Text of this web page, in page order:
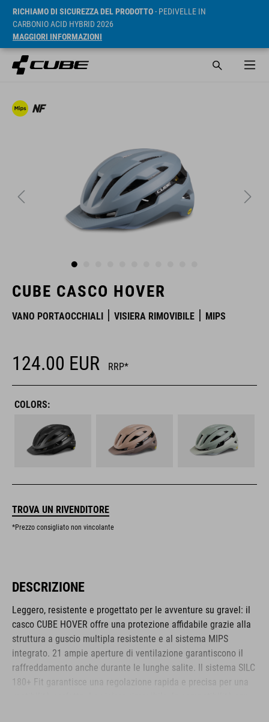
RICHIAMO DI SICUREZZA DEL PRODOTTO- PEDIVELLE IN
CARBONIO ACID HYBRID 2026
MAGGIORI INFORMAZIONI
CUBE CASCO HOVER
VANO PORTAOCCHIALI VISIERA RIMOVIBILE MIPS
124.00 EUR RRP*
COLORS:
TROVA UN RIVENDITORE
*Prezzo consigliato non vincolante
DESCRIZIONE
Leggero, resistente e progettato per le avventure su gravel: il
casco CUBE HOVER offre una protezione affidabile grazie alla
struttura a guscio multipla resistente e al sistema MIPS
integrato. 21 ampie aperture di ventilazione garantiscono il
raffreddamento anche durante le lunghe salite. Il sistema SILC
180+ Fit garantisce una regolazione rapida e precisa per una